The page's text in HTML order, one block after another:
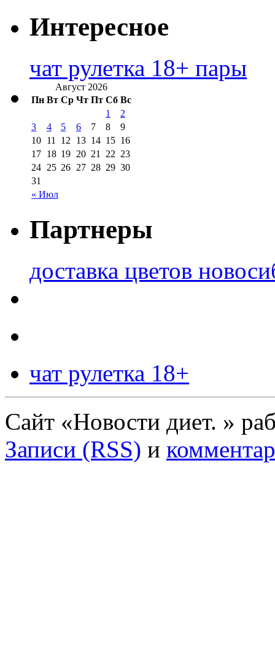
Интересное
чат рулетка 18+ пары
Август 2026
Пн Вт Ср Чт Пт Сб Вс
« Июл
1
2
3
4 5 6 7 8
9
10 11 12 13 14 15 16
17 18 19 20 21 22 23
24 25 26 27 28 29 30
31
Партнеры
доставка цветов
чат рулетка 18+
Сайт «Новости диет. »
Записи (RSS) и